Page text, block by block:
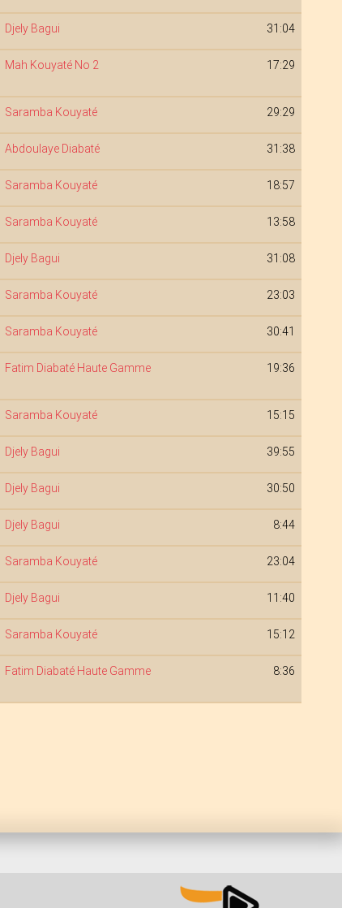
Djely Bagui 31:04
Mah Kouyaté No 2 17:29
Saramba Kouyaté 29:29
Abdoulaye Diabaté 31:38
Saramba Kouyaté 18:57
Saramba Kouyaté 13:58
Djely Bagui 31:08
Saramba Kouyaté 23:03
Saramba Kouyaté 30:41
Fatim Diabaté Haute Gamme 19:36
Saramba Kouyaté 15:15
Djely Bagui 39:55
Djely Bagui 30:50
Djely Bagui 8:44
Saramba Kouyaté 23:04
Djely Bagui 11:40
Saramba Kouyaté 15:12
Fatim Diabaté Haute Gamme 8:36